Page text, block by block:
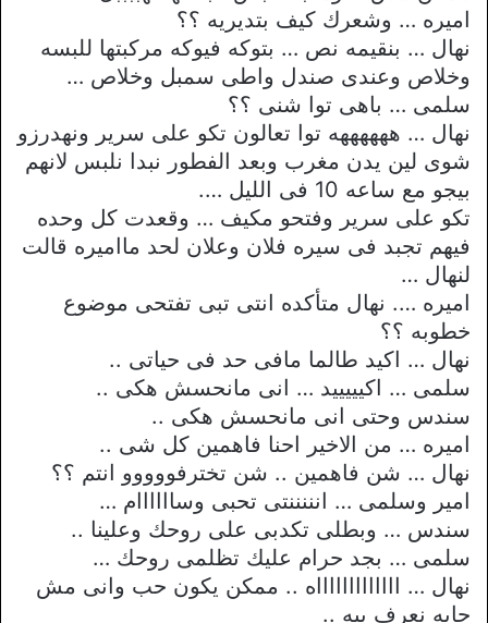
اميره … وشعرك كيف بتديريه ؟؟
نهال … بنقيمه نص … بتوكه فيوكه مركبتها للبسه
وخلاص وعندى صندل واطى سمبل وخلاص …
سلمى … باهى توا شنى ؟؟
نهال … ههههههه توا تعالون تكو على سرير ونهدرزو
شوى لين يدن مغرب وبعد الفطور نبدا نلبس لانهم
بيجو مع ساعه 10 فى الليل ….
تكو على سرير وفتحو مكيف … وقعدت كل وحده
فيهم تجبد فى سيره فلان وعلان لحد مااميره قالت
لنهال …
اميره …. نهال متأكده انتى تبى تفتحى موضوع
خطوبه ؟؟
نهال … اكيد طالما مافى حد فى حياتى ..
سلمى … اكيييييد … انى مانحسش هكى ..
سندس وحتى انى مانحسش هكى ..
اميره … من الاخير احنا فاهمين كل شى ..
نهال … شن فاهمين .. شن تخترفووووو انتم ؟؟
امير وسلمى … انننننتى تحبى وساااااام …
سندس … وبطلى تكدبى على روحك وعلينا ..
سلمى … بجد حرام عليك تظلمى روحك …
نهال … اااااااااااااه .. ممكن يكون حب وانى مش
حابه نعرف بيه ..